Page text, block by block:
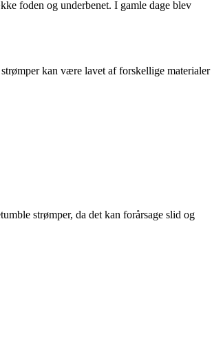
foden og underbenet. I gamle dage blev
kan være lavet af forskellige materialer
strømper, da det kan forårsage slid og